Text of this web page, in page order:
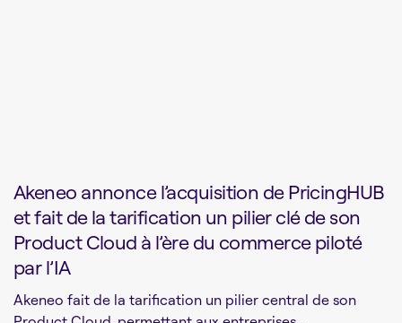
Akeneo annonce l’acquisition de PricingHUB
et fait de la tarification un pilier clé de son
Product Cloud à l’ère du commerce piloté
par l’IA
Akeneo fait de la tarification un pilier central de son